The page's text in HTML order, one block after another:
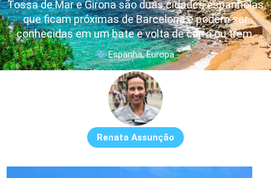
Tossa de Mar e Girona são duas cidades espanholas
que ficam próximas de Barcelona e podem ser
conhecidas em um bate e volta de carro ou trem.
Espanha,Europa
Renata Assunção